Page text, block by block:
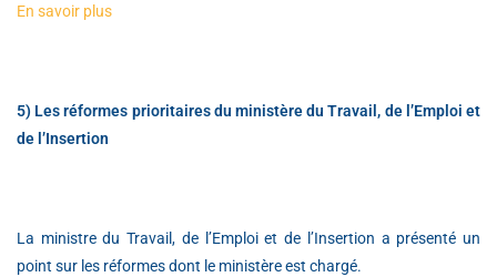
En savoir plus
5) Les réformes prioritaires du ministère du Travail, de l’Emploi et
de l’Insertion
La ministre du Travail, de l’Emploi et de l’Insertion a présenté un
point sur les réformes dont le ministère est chargé.